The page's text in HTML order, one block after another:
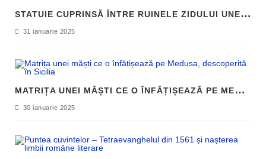
S
TATUIE CUPRINSĂ ÎNTRE RUINELE ZIDULUI UNEI CLĂDIRI, DESCOPERITĂ LA FILIPI
31 ianuarie 2025
M
ATRIȚA UNEI MĂȘTI CE O ÎNFĂȚIȘEAZĂ PE MEDUSA, DESCOPERITĂ ÎN SICILIA
30 ianuarie 2025